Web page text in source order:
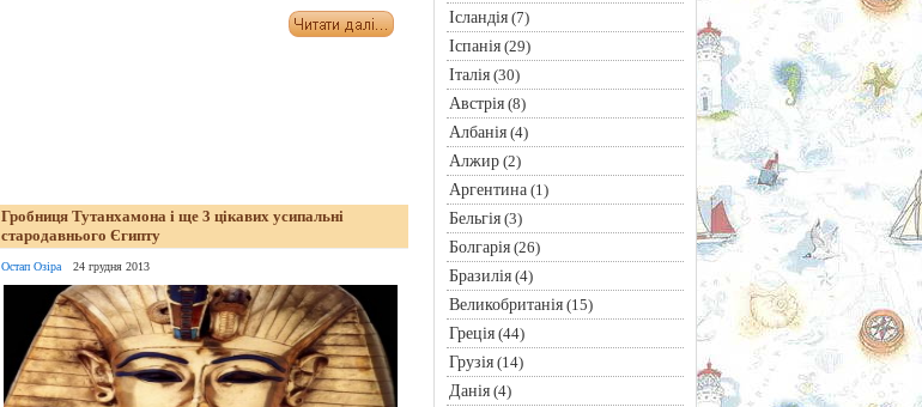
Гробниця Тутанхамона і ще 3 цікавих усипальні
стародавнього Єгипту
Остап Озіра 24 грудня 2013
Ісландія(7)
Іспанія(29)
Італія(30)
Австрія(8)
Албанія(4)
Алжир(2)
Аргентина(1)
Бельгія(3)
Болгарія(26)
Бразилія(4)
Великобританія(15)
Греція(44)
Грузія(14)
Данія(4)